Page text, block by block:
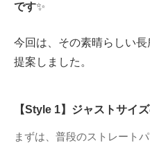
です✨
今回は、その素晴らしい
提案しました。
【Style 1】ジャストサイ
まずは、普段のストレート